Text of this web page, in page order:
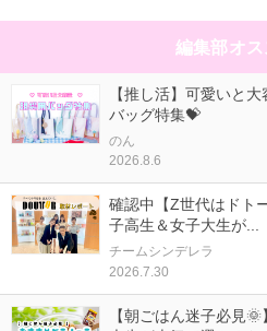
編集部オ
【推し活】可愛いと
バッグ特集💝
のん
2026.8.6
確認中【Z世代はドト
子高生＆女子大生が...
チームシンデレラ
2026.7.30
【朝ごはん迷子必見